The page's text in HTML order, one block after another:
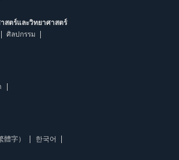
สตร์และวิทยาศาสตร์
ศิลปกรรม
體字）
한국어